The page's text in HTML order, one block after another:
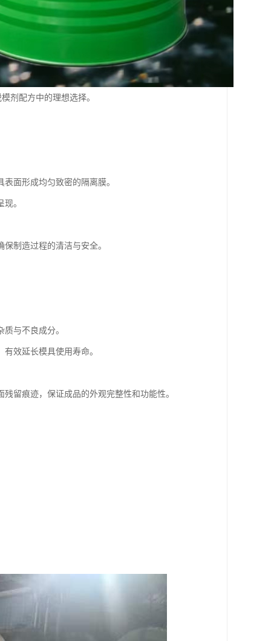
剂配方中的理想选择。
面形成均匀致密的隔离膜。
。
制造过程的清洁与安全。
与不良成分。
效延长模具使用寿命。
留痕迹，保证成品的外观完整性和功能性。